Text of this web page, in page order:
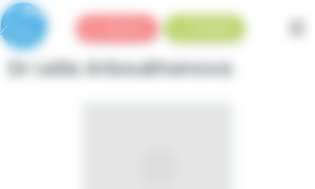
Dr Leila Arboukhanova
Panneau de gestion des cookies